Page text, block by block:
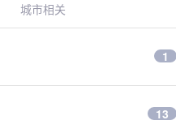
城市相关
1
13